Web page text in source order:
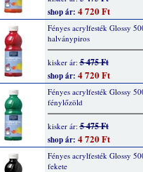
shop ár: 4 720 Ft
Fényes acrylfesték Glossy
halványpiros
kisker ár:5 475 Ft
shop ár: 4 720 Ft
Fényes acrylfesték Glossy
fénylőzöld
kisker ár:5 475 Ft
shop ár: 4 720 Ft
Fényes acrylfesték Glossy
fekete